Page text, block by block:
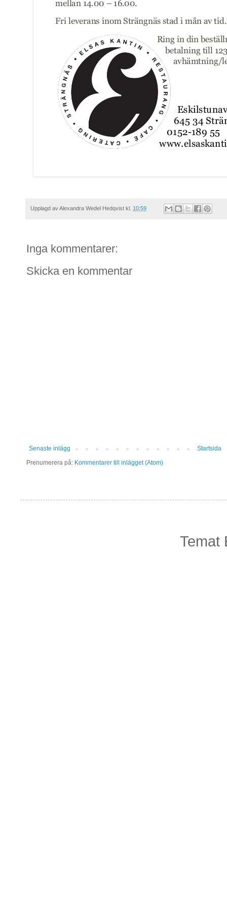
Upplagd avAlexandra Wedel Hedqvist kl. 10:59
Inga kommentarer:
Skicka en kommentar
Senaste inlägg
Startsida
Prenumerera på: Kommentarer till inlägget (Atom)
Temat